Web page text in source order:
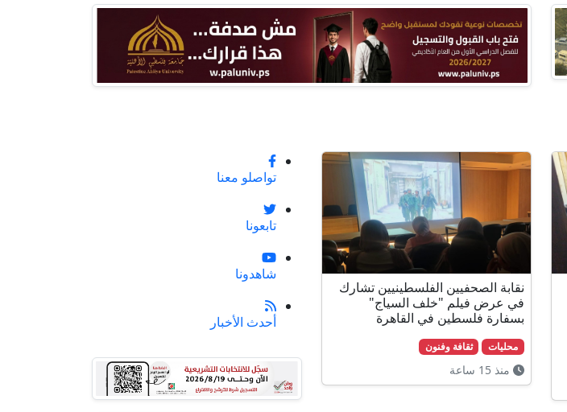
نقابة الصحفيين الفلسطينيين تشارك
في عرض فيلم "خلف السياج"
بسفارة فلسطين في القاهرة
محليات ثقافة وفنون
منذ 15 ساعة
تواصلو معنا
تابعونا
شاهدونا
أحدث الأخبار